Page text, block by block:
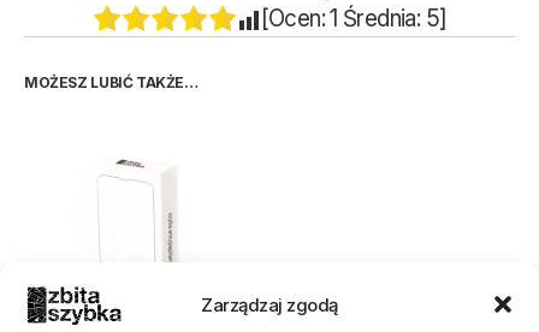
Zarządzaj zgodą
[Ocen:1 Średnia: 5]
MOŻESZ LUBIĆ TAKŻE…